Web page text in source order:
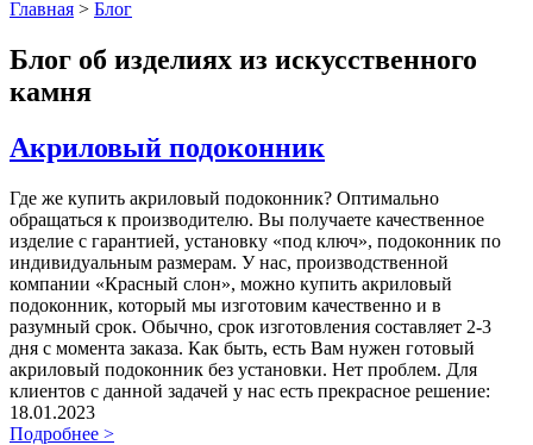
Главная > Блог
Блог об изделиях из искусственного
камня
Акриловый подоконник
Где же купить акриловый подоконник? Оптимально
обращаться к производителю. Вы получаете качественное
изделие с гарантией, установку «под ключ», подоконник по
индивидуальным размерам. У нас, производственной
компании «Красный слон», можно купить акриловый
подоконник, который мы изготовим качественно и в
разумный срок. Обычно, срок изготовления составляет 2-3
дня с момента заказа. Как быть, есть Вам нужен готовый
акриловый подоконник без установки. Нет проблем. Для
клиентов с данной задачей у нас есть прекрасное решение:
18.01.2023
Подробнее >